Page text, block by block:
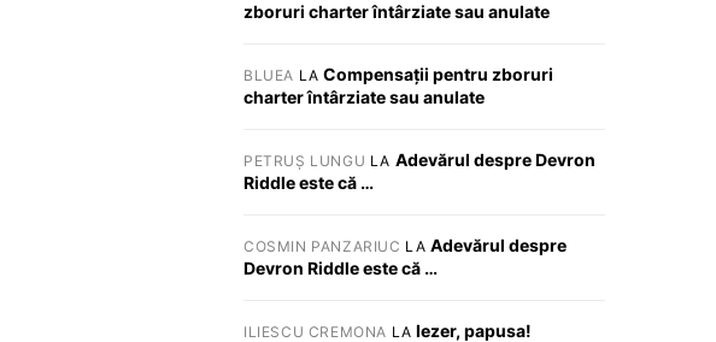
zboruri charter întârziate sau anulate
BLUEA LACompensații pentru zboruri
charter întârziate sau anulate
PETRUȘ LUNGU LA Adevărul despre Devron
Riddle este că …
COSMIN PANZARIUC LA Adevărul despre
Devron Riddle este că …
ILIESCU CREMONA LA Iezer, papusa!